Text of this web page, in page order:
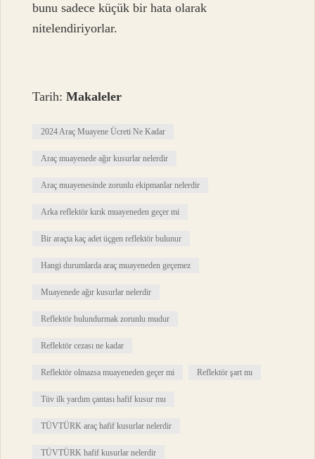
bunu sadece küçük bir hata olarak
nitelendiriyorlar.
Tarih:Makaleler
2024 Araç Muayene Ücreti Ne Kadar
Araç muayenede ağır kusurlar nelerdir
Araç muayenesinde zorunlu ekipmanlar nelerdir
Arka reflektör kırık muayeneden geçer mi
Bir araçta kaç adet üçgen reflektör bulunur
Hangi durumlarda araç muayeneden geçemez
Muayenede ağır kusurlar nelerdir
Reflektör bulundurmak zorunlu mudur
Reflektör cezası ne kadar
Reflektör olmazsa muayeneden geçer mi Reflektör şart mı
Tüv ilk yardım çantası hafif kusur mu
TÜVTÜRK araç hafif kusurlar nelerdir
TÜVTÜRK hafif kusurlar nelerdir